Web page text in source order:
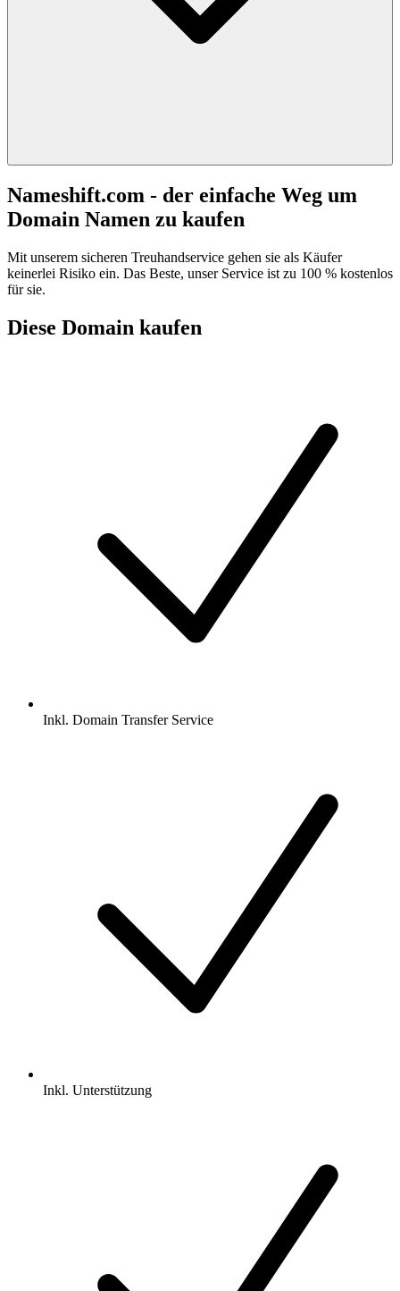
Nameshift.com - der einfache Weg um
Domain Namen zu kaufen
Mit unserem sicheren Treuhandservice gehen sie als Käufer
keinerlei Risiko ein. Das Beste, unser Service ist zu 100 % kostenlos
für sie.
Diese Domain kaufen
Inkl. Domain Transfer Service
Inkl. Unterstützung